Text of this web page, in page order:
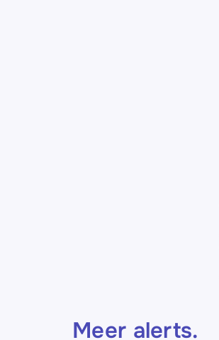
Meer alerts.